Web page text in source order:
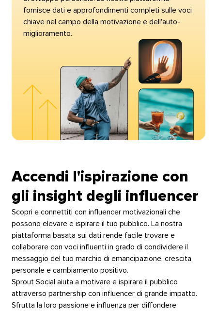
fornisce dati e approfondimenti completi sulle voci
chiave nel campo della motivazione e dell'auto-
miglioramento.​​
Accendi l'ispirazione con
gli insight degli influencer​​
Scopri e connettiti con influencer motivazionali che
possono elevare e ispirare il tuo pubblico. La nostra
piattaforma basata sui dati rende facile trovare e
collaborare con voci influenti in grado di condividere il
messaggio del tuo marchio di emancipazione, crescita
personale e cambiamento positivo.​​
Sprout Social aiuta a motivare e ispirare il pubblico
attraverso partnership con influencer di grande impatto.
Sfrutta la loro passione e influenza per diffondere